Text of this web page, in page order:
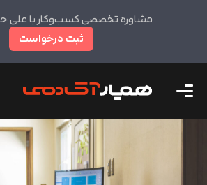
مشاوره تخصصی کسب‌وکار با علی
ثبت درخواست